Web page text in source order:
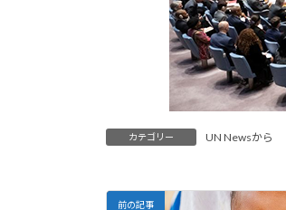
カテゴリー UN Newsから
前の記事